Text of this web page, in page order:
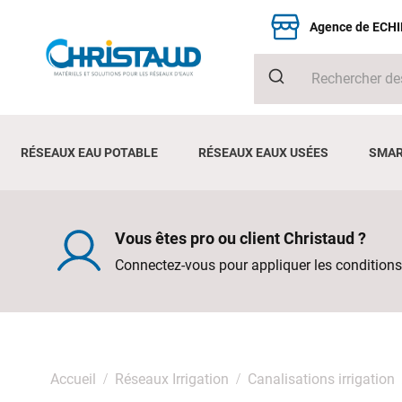
Agence de
RÉSEAUX EAU POTABLE RÉSEAUX EAUX USÉES
Vous êtes pro ou client Christaud ?
Connectez-vous pour appliquer les
Accueil Réseaux Irrigation Canalisations irrigation